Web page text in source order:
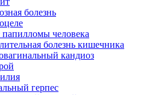
болезнь
человека
болезнь кишечника
кандиоз
герпес